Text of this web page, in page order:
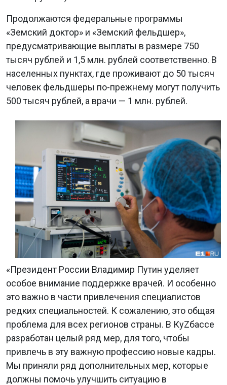
Продолжаются федеральные программы
«Земский доктор» и «Земский фельдшер»,
предусматривающие выплаты в размере 750
тысяч рублей и 1,5 млн. рублей соответственно. В
населенных пунктах, где проживают до 50 тысяч
человек фельдшеры по-прежнему могут получить
500 тысяч рублей, а врачи — 1 млн. рублей.
«Президент России Владимир Путин уделяет
особое внимание поддержке врачей. И особенно
это важно в части привлечения специалистов
редких специальностей. К сожалению, это общая
проблема для всех регионов страны. В КуZбассе
разработан целый ряд мер, для того, чтобы
привлечь в эту важную профессию новые кадры.
Мы приняли ряд дополнительных мер, которые
должны помочь улучшить ситуацию в